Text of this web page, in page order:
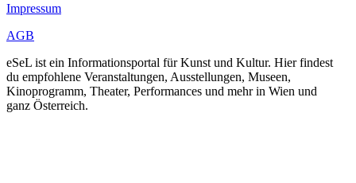
Impressum
AGB
eSeL ist ein Informationsportal für Kunst und Kultur. Hier findest
du empfohlene Veranstaltungen, Ausstellungen, Museen,
Kinoprogramm, Theater, Performances und mehr in Wien und
ganz Österreich.